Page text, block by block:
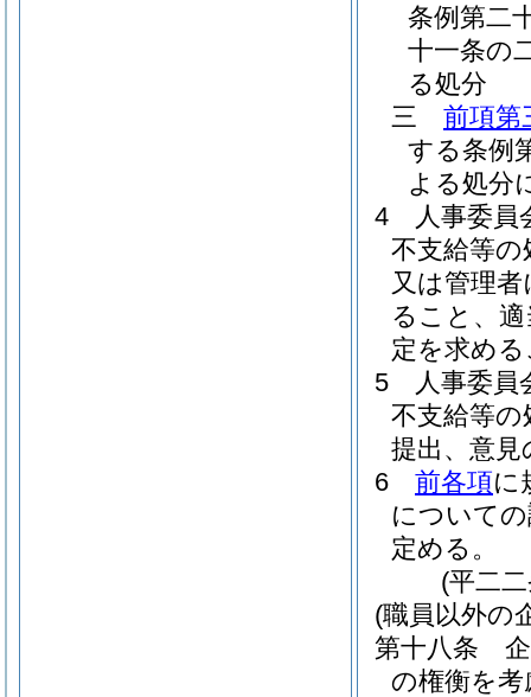
条例第二
十一条の
る処分
三
前項第
する条例
よる処分
4
人事委
不支給等
又は管理
ること、
定を求め
5
人事委
不支給等
提出、意
6
前各項に
について
定める。
(平二
(職員以外の
第十八条
の権衡を